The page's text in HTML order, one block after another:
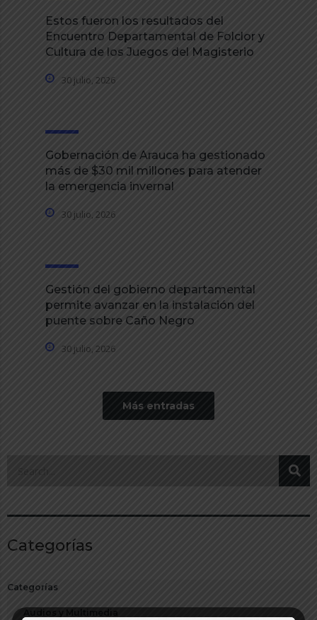
Estos fueron los resultados del
Encuentro Departamental de Folclor y
Cultura de los Juegos del Magisterio
30 julio, 2026
Gobernación de Arauca ha gestionado
más de $30 mil millones para atender
la emergencia invernal
30 julio, 2026
Gestión del gobierno departamental
permite avanzar en la instalación del
puente sobre Caño Negro
30 julio, 2026
Más entradas
Categorías
Categorías